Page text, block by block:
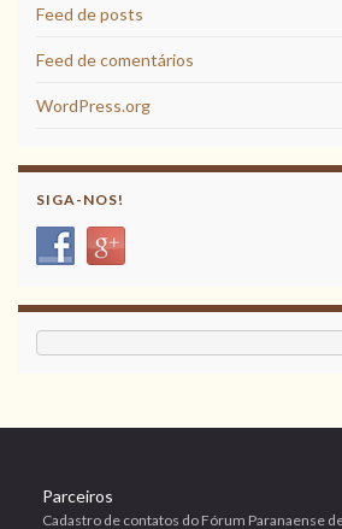
Feed de posts
Feed de comentários
WordPress.org
SIGA-NOS!
Parceiros
Cadastro de contatos do Fórum Paranaense